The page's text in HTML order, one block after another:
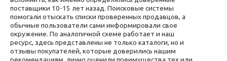
поставщики 10-15 лет назад. Поисковые системы
помогали отыскать списки проверенных продавцов, а
обычные пользователи сами информировали свое
окружение. По аналогичной схеме работает и наш
ресурс, здесь представлены не только каталоги, но и
отзывы покупателей, которые доверились нашим